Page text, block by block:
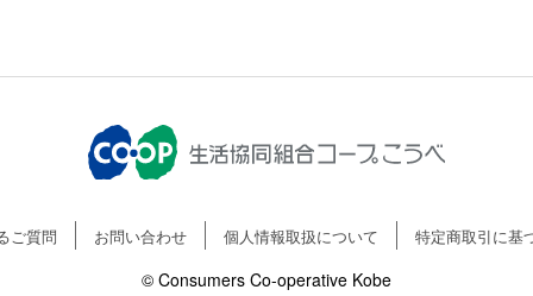
ご質問 お問い合わせ 個人情報取扱について 特定商取引に基
© Consumers Co-operative Kobe